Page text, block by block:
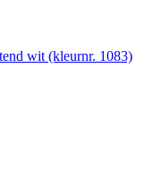
wit (kleurnr. 1083)